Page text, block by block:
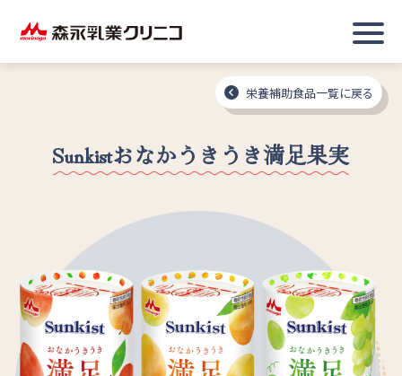
栄養補助食品一覧に戻る
Sunkistおなかうきうき満足果実